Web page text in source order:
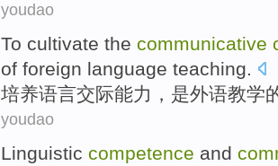
youdao
To cultivate the communicative
of foreign language teaching.
培养语言交际能力 ， 是外语教学
youdao
Linguistic competence and